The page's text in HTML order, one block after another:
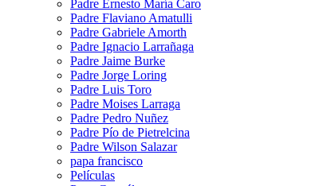
Padre Ernesto María Caro
Padre Flaviano Amatulli
Padre Gabriele Amorth
Padre Ignacio Larrañaga
Padre Jaime Burke
Padre Jorge Loring
Padre Luis Toro
Padre Moises Larraga
Padre Pedro Nuñez
Padre Pío de Pietrelcina
Padre Wilson Salazar
papa francisco
Películas